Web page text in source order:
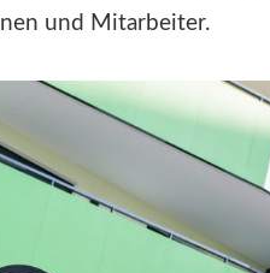
und Mitarbeiter.